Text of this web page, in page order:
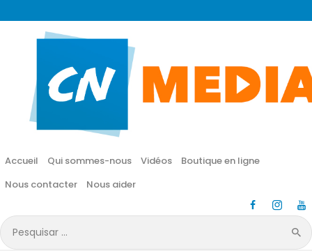
Accueil Qui sommes-nous Vidéos
Boutique en ligne
Nous contacter
Nous aider
Pesquisar
por:
CN MÉDIA
Une vie nouvelle en JESUS !
Accueil
Vidéos
Boutique en ligne